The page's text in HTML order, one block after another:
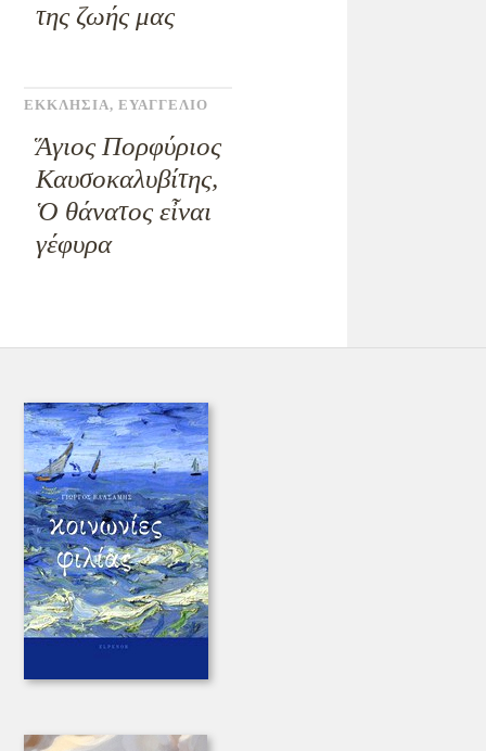
της ζωής μας
ΕΚΚΛΗΣΙΑ,ΕΥΑΓΓΕΛΙΟ
Ἅγιος Πορφύριος
Καυσοκαλυβίτης,
Ὁ θάνατος εἶναι
γέφυρα